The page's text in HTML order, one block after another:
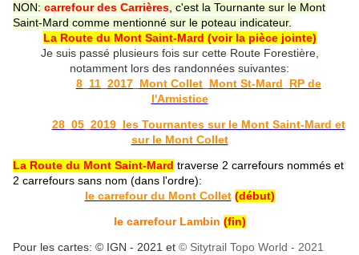
NON: carrefour des Carrières , c'est la Tournante sur le Mont
Saint-Mard comme mentionné sur le poteau indicateur.
La Route du Mont Saint-Mard (voir la pièce jointe)
Je suis passé plusieurs fois sur cette Route Forestière,
notamment lors des randonnées suivantes:
8_11_2017_Mont Collet_Mont St-Mard_RP de
l'Armistice
28_05_2019_les Tournantes sur le Mont Saint-Mard et
sur le Mont Collet
La Route du Mont Saint-Mard traverse 2 carrefours nommés et
2 carrefours sans nom (dans l'ordre):
le carrefour du Mont Collet (début)
le carrefour Lambin (fin)
Pour les cartes: © IGN - 2021 et © Sitytrail Topo World - 2021